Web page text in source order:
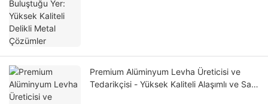
Premium Alüminyum Levha Üreticisi ve
Tedarikçisi - Yüksek Kaliteli Alaşımlı ve Saf